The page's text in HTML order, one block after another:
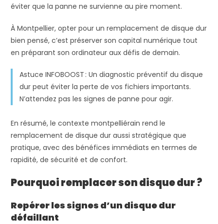
éviter que la panne ne survienne au pire moment.
À Montpellier, opter pour un remplacement de disque dur
bien pensé, c’est préserver son capital numérique tout
en préparant son ordinateur aux défis de demain.
Astuce INFOBOOST : Un diagnostic préventif du disque
dur peut éviter la perte de vos fichiers importants.
N’attendez pas les signes de panne pour agir.
En résumé, le contexte montpelliérain rend le
remplacement de disque dur aussi stratégique que
pratique, avec des bénéfices immédiats en termes de
rapidité, de sécurité et de confort.
Pourquoi remplacer son disque dur ?
Repérer les signes d’un disque dur
défaillant